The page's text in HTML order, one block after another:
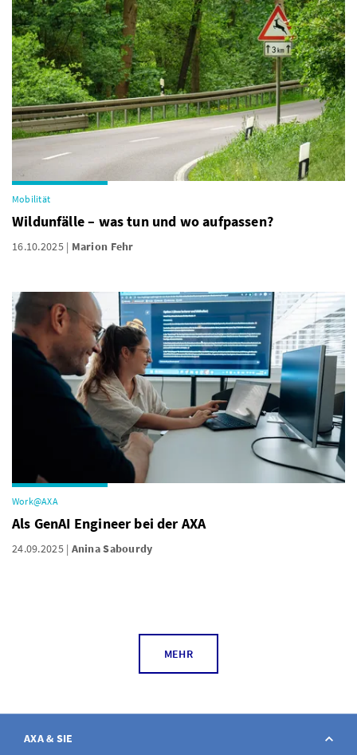
Mobilität
Wildunfälle – was tun und wo aufpassen?
16.10.2025 Marion Fehr
Work@AXA
Als GenAI Engineer bei der AXA
24.09.2025 Anina Sabourdy
MEHR
AXA & SIE